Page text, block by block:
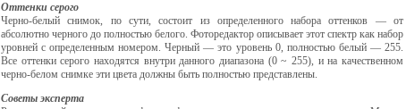
Оттенки серого
Черно-белый снимок, по сути, состоит из определенного набора оттенков — от
абсолютно черного до полностью белого. Фоторедактор описывает этот спектр как набор
уровней с определенным номером. Черный — это уровень 0, полностью белый — 255.
Все оттенки серого находятся внутри данного диапазона (0 ~ 255), и на качественном
черно-белом снимке эти цвета должны быть полностью представлены.
Советы эксперта